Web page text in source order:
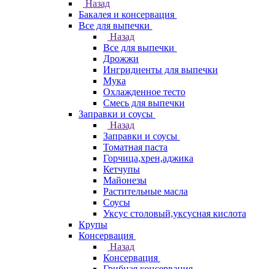
Назад
Бакалея и консервация
Все для выпечки
Назад
Все для выпечки
Дрожжи
Ингридиенты для выпечки
Мука
Охлажденное тесто
Смесь для выпечки
Заправки и соусы
Назад
Заправки и соусы
Томатная паста
Горчица,хрен,аджика
Кетчупы
Майонезы
Растительные масла
Соусы
Уксус столовый,уксусная кислота
Крупы
Консервация
Назад
Консервация